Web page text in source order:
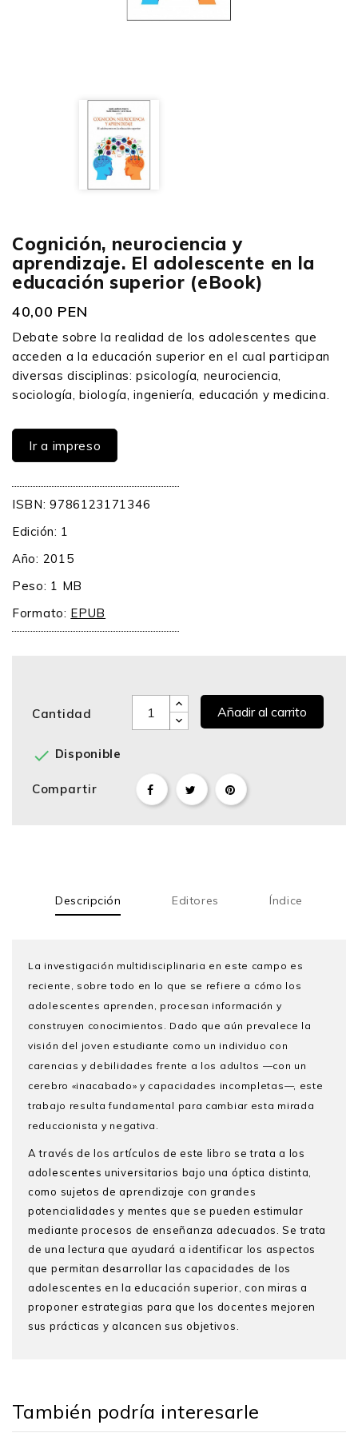
Cognición, neurociencia y
aprendizaje. El adolescente en la
educación superior (eBook)
40,00 PEN
Debate sobre la realidad de los adolescentes que
acceden a la educación superior en el cual participan
diversas disciplinas: psicología, neurociencia,
sociología, biología, ingeniería, educación y medicina.
Ir a impreso
ISBN: 9786123171346
Edición: 1
Año: 2015
Peso: 1 MB
Formato: EPUB
Cantidad Añadir al carrito
 Disponible
Compartir
Descripción Editores Índice
La investigación multidisciplinaria en este campo es
reciente, sobre todo en lo que se refiere a cómo los
adolescentes aprenden, procesan información y
construyen conocimientos. Dado que aún prevalece la
visión del joven estudiante como un individuo con
carencias y debilidades frente a los adultos —con un
cerebro «inacabado» y capacidades incompletas—, este
trabajo resulta fundamental para cambiar esta mirada
reduccionista y negativa.
A través de los artículos de este libro se trata a los
adolescentes universitarios bajo una óptica distinta,
como sujetos de aprendizaje con grandes
potencialidades y mentes que se pueden estimular
mediante procesos de enseñanza adecuados. Se trata
de una lectura que ayudará a identificar los aspectos
que permitan desarrollar las capacidades de los
adolescentes en la educación superior, con miras a
proponer estrategias para que los docentes mejoren
sus prácticas y alcancen sus objetivos.
universidad. Es licenciada en Antropología y bachiller
en Ciencias Sociales por la PUCP, además de
María Angélica Pease D. y Liz Ysla A.
También podría interesarle